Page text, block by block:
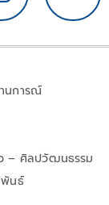
นการณ์
– ศิลปวัฒนธรรม
พันธ์